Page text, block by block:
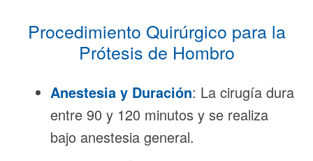
Procedimiento Quirúrgico para la
Prótesis de Hombro
Anestesia y Duración: La cirugía dura
entre 90 y 120 minutos y se realiza
bajo anestesia general.